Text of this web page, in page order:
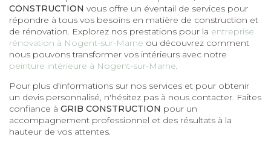
CONSTRUCTION vous offre un éventail de services pour
répondre à tous vos besoins en matière de construction et
de rénovation. Explorez nos prestations pour la entreprise
rénovation à Nogent-sur-Marne ou découvrez comment
nous pouvons transformer vos intérieurs avec notre
peinture intérieure à Nogent-sur-Marne.
Pour plus d'informations sur nos services et pour obtenir
un devis personnalisé, n'hésitez pas à nous contacter. Faites
confiance à GRIB CONSTRUCTION pour un
accompagnement professionnel et des résultats à la
hauteur de vos attentes.